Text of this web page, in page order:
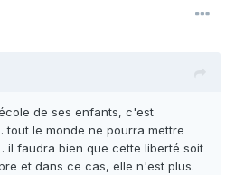
de ses enfants, c'est
tout le monde ne pourra mettre
il faudra bien que cette liberté soit
et dans ce cas, elle n'est plus.